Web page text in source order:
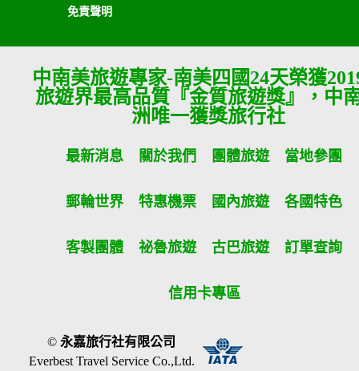
免責聲明
中南美旅遊專家-南美四國24天榮獲
旅遊界最高品質『金質旅遊獎』，中
洲唯一獲獎旅行社
最新消息 關於我們 團體旅遊 當地參團
郵輪世界 特惠機票 國內旅遊 各國特色
客製團體 祕魯旅遊 古巴旅遊 訂單查詢
信用卡專區
©永嘉旅行社有限公司
Everbest Travel Service Co.,Ltd.